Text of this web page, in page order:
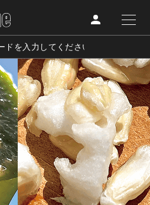
でしなやかに生きるハイエンド
ャルイシュー満載のメディア。
ルチャーに溺愛、未知の幅広い
生で積んだ経験、知見を余裕をも
プレゼント
インテリア
アイメイク